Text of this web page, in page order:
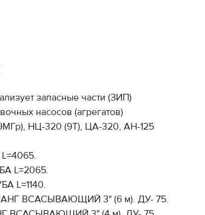
запасные части (ЗИП)
насосов (агрегатов)
НЦ-320 (9Т), ЦА-320, АН-125
L=2065.
L=1140.
ВСАСЫВАЮЩИЙ 3" (6 м). ДУ- 75.